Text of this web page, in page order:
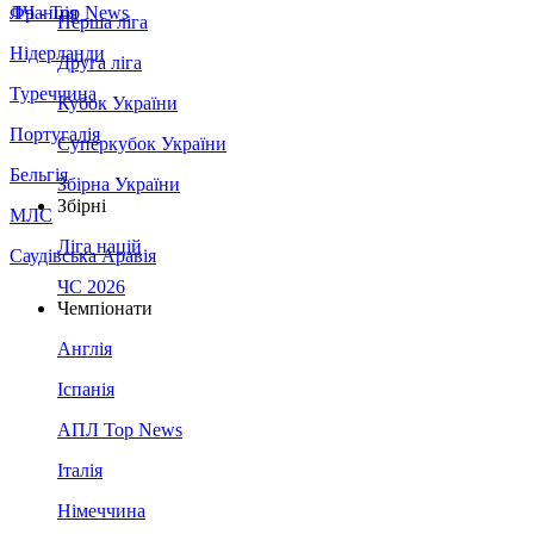
Франція
Нідерланди
Туреччина
Португалія
Бельгія
МЛС
Саудівська Аравія
ЛЧ - Top News
Перша ліга
Друга ліга
Кубок України
Суперкубок України
Збірна України
Збірні
Ліга націй
ЧС 2026
Чемпіонати
Англія
Іспанія
АПЛ Top News
Італія
Німеччина